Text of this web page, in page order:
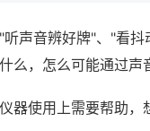
听声音辨好牌"、"看
么，怎么可能通过声
器使用上需要帮助，